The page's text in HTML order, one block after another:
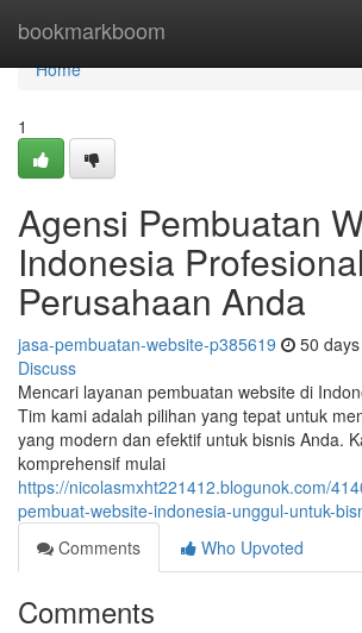
bookmarkboom
Home
Home
1
Agensi Pembuatan
Indonesia
Perusahaan Anda
jasa-pembuatan-website-p385619 50
Discuss
Mencari layanan pembuatan website di
Tim kami adalah pilihan yang tepat untuk
yang modern dan efektif untuk bisnis Anda.
komprehensif mulai
https://nicolasmxht221412.blogunok.com/
pembuat-website-indonesia-unggul-untuk-
Comments
Who Upvoted
Comments